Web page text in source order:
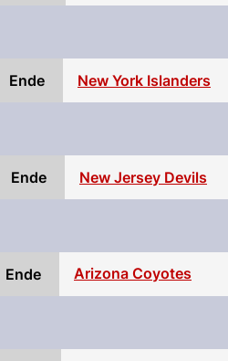
Ende New York Islanders
Ende New Jersey Devils
Ende Arizona Coyotes